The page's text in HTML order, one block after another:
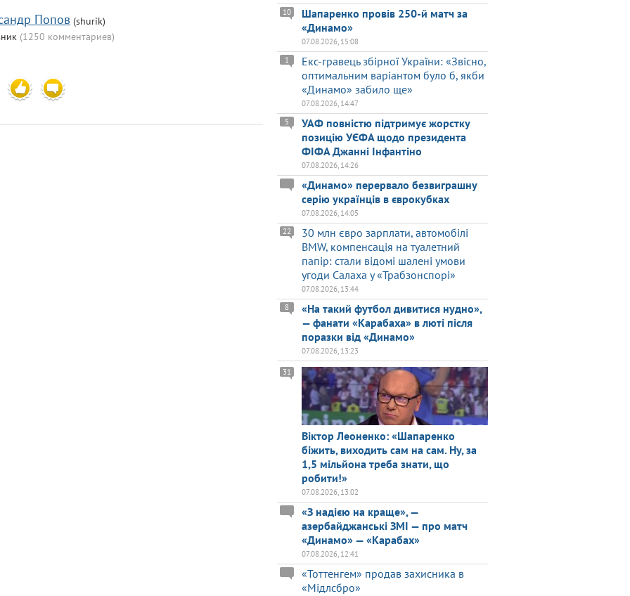
Попов (shurik)
(1250 комментариев)
Шапаренко провів 250-й матч за
«Динамо»
10
07.08.2026, 15:08
Екс-гравець збірної України: «Звісно,
оптимальним варіантом було б, якби
«Динамо» забило ще»
1
07.08.2026, 14:47
УАФ повністю підтримує жорстку
позицію УЄФА щодо президента
ФІФА Джанні Інфантіно
5
07.08.2026, 14:26
«Динамо» перервало безвиграшну
серію українців в єврокубках
07.08.2026, 14:05
30 млн євро зарплати, автомобілі
BMW, компенсація на туалетний
папір: стали відомі шалені умови
угоди Салаха у «Трабзонспорі»
22
07.08.2026, 13:44
«На такий футбол дивитися нудно»,
— фанати «Карабаха» в люті після
поразки від «Динамо»
8
07.08.2026, 13:23
Віктор Леоненко: «Шапаренко
біжить, виходить сам на сам. Ну, за
1,5 мільйона треба знати, що
робити!»
31
07.08.2026, 13:02
«З надією на краще», —
азербайджанські ЗМІ — про матч
«Динамо» — «Карабах»
07.08.2026, 12:41
«Тоттенгем» продав захисника в
«Мідлсбро»